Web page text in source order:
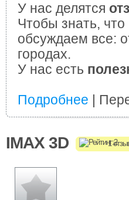
У нас делятся
Чтобы знать,
обсуждаем все:
городах.
У нас есть
Подробнее |
IMAX 3D 1